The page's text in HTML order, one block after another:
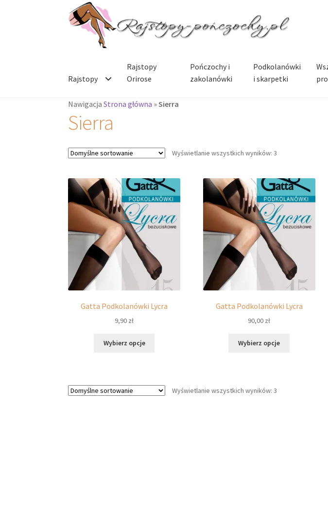
Przejdź
do
nawigacji
Przejdź
do
treści
Rajstopy
Rajstopy
Orirose
Pończochy i
zakolanówki
Podkolanówki
i skarpetki
NawigacjaStrona główna »Sierra
Sierra
Wyświetlanie wszystkich wyników: 3
Gatta Podkolanówki Lycra
9,90 zł
Wybierz opcje
Opcje
Gatta Podkolanówki Lycra
90,00 zł
Wybierz opcje
Wyświetlanie wszystkich wyników: 3